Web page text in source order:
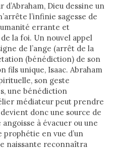
Dieu dessine un
l’infinie sagesse de
errante et
la foi. Un nouvel appel
de l’ange (arrêt de la
(bénédiction) de son
fils unique, Isaac. Abraham
son geste
une bénédiction
médiateur peut prendre
donc une source de
à évacuer ou une
prophétie en vue d’un
naissante reconnaîtra